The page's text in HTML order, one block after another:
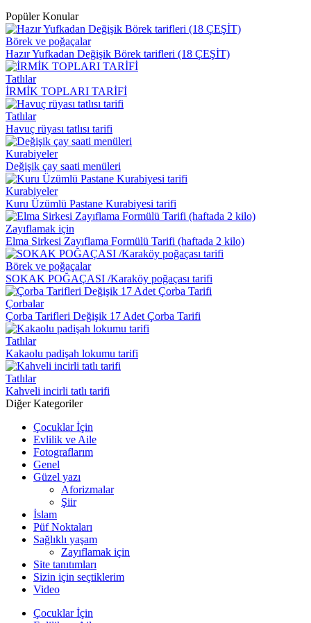
Popüler Konular
Börek ve poğaçalar
Hazır Yufkadan Değişik Börek tarifleri (18 ÇEŞİT)
Tatlılar
İRMİK TOPLARI TARİFİ
Tatlılar
Havuç rüyası tatlısı tarifi
Kurabiyeler
Değişik çay saati menüleri
Kurabiyeler
Kuru Üzümlü Pastane Kurabiyesi tarifi
Zayıflamak için
Elma Sirkesi Zayıflama Formülü Tarifi (haftada 2 kilo)
Börek ve poğaçalar
SOKAK POĞAÇASI /Karaköy poğaçası tarifi
Çorbalar
Çorba Tarifleri Değişik 17 Adet Çorba Tarifi
Tatlılar
Kakaolu padişah lokumu tarifi
Tatlılar
Kahveli incirli tatlı tarifi
Diğer Kategoriler
Çocuklar İçin
Evlilik ve Aile
Fotograflarım
Genel
Güzel yazı
Aforizmalar
Şiir
İslam
Püf Noktaları
Sağlıklı yaşam
Zayıflamak için
Site tanıtımları
Sizin için seçtiklerim
Video
Çocuklar İçin